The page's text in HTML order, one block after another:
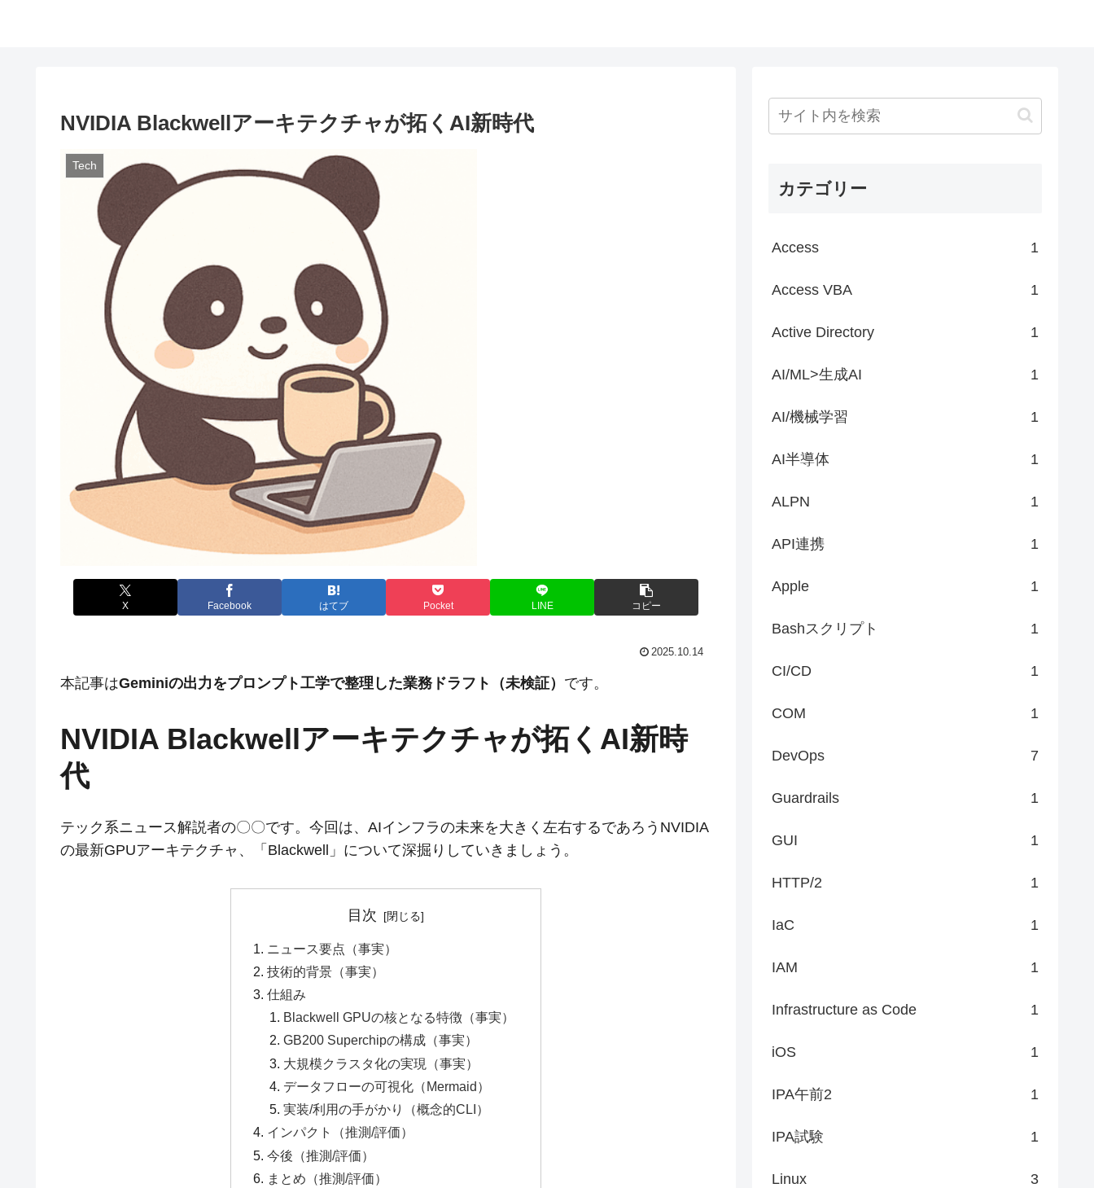
NVIDIA Blackwellアーキテクチャが拓くAI新時代
Tech
X Facebook はてブ Pocket LINE コピー
2025.10.14
本記事はGeminiの出力をプロンプト工学で整理した業務ドラフト（未検証） です。
NVIDIA Blackwellアーキテクチャが拓くAI新時
代
テック系ニュース解説者の〇〇です。今回は、AIインフラの未来を大きく左右するであろうNVIDIA
の最新GPUアーキテクチャ、「Blackwell」について深掘りしていきましょう。
目次
ニュース要点（事実）
技術的背景（事実）
仕組み
Blackwell GPUの核となる特徴（事実）
GB200 Superchipの構成（事実）
大規模クラスタ化の実現（事実）
データフローの可視化（Mermaid）
実装/利用の手がかり（概念的CLI）
インパクト（推測/評価）
今後（推測/評価）
まとめ（推測/評価）
カテゴリー
Access 1
Access VBA 1
Active Directory 1
AI/ML>生成AI 1
AI/機械学習 1
AI半導体 1
ALPN 1
API連携 1
Apple 1
Bashスクリプト 1
CI/CD 1
COM 1
DevOps 7
Guardrails 1
GUI 1
HTTP/2 1
IaC 1
IAM 1
Infrastructure as Code 1
iOS 1
IPA午前2 1
IPA試験 1
Linux 3